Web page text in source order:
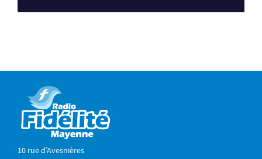
10 rue d’Avesnières